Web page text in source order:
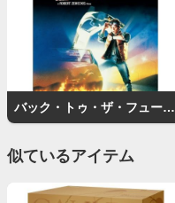
バック・トゥ・ザ・フューチャー
似ているアイテム